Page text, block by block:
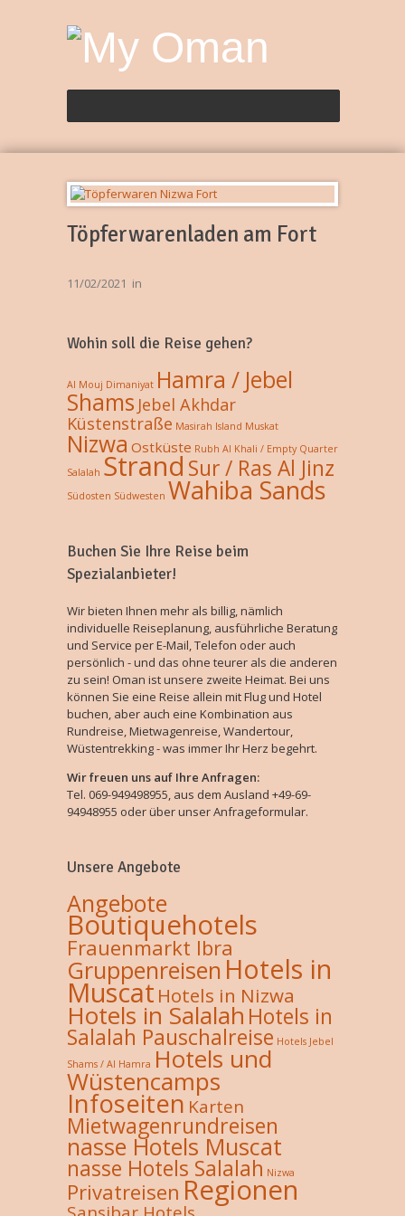
Töpferwarenladen am Fort
11/02/2021 in
Wohin soll die Reise gehen?
Al Mouj Dimaniyat Hamra / Jebel
Shams Jebel Akhdar
Küstenstraße Masirah Island Muskat
Nizwa Ostküste Rubh Al Khali / Empty Quarter
Salalah Strand Sur / Ras Al Jinz
Südosten Südwesten Wahiba Sands
Buchen Sie Ihre Reise beim
Spezialanbieter!
Wir bieten Ihnen mehr als billig, nämlich
individuelle Reiseplanung, ausführliche Beratung
und Service per E-Mail, Telefon oder auch
persönlich - und das ohne teurer als die anderen
zu sein! Oman ist unsere zweite Heimat. Bei uns
können Sie eine Reise allein mit Flug und Hotel
buchen, aber auch eine Kombination aus
Rundreise, Mietwagenreise, Wandertour,
Wüstentrekking - was immer Ihr Herz begehrt.
Wir freuen uns auf Ihre Anfragen:
Tel. 069-949498955, aus dem Ausland +49-69-
94948955 oder über unser Anfrageformular.
Unsere Angebote
Angebote
Boutiquehotels
Frauenmarkt Ibra
Gruppenreisen Hotels in
Muscat Hotels in Nizwa
Hotels in Salalah Hotels in
Salalah Pauschalreise Hotels Jebel
Shams / Al Hamra Hotels und
Wüstencamps
Infoseiten Karten
Mietwagenrundreisen
nasse Hotels Muscat
nasse Hotels Salalah Nizwa
Privatreisen Regionen